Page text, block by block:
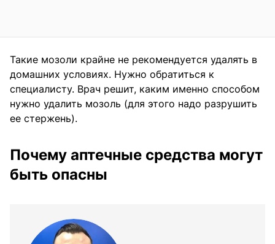
Такие мозоли крайне не рекомендуется удалять в
домашних условиях. Нужно обратиться к
специалисту. Врач решит, каким именно способом
нужно удалить мозоль (для этого надо разрушить
ее стержень).
Почему аптечные средства могут
быть опасны